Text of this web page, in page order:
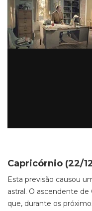
Capricórnio (22/
Esta previsão causou
astral. O ascendente
que, durante os